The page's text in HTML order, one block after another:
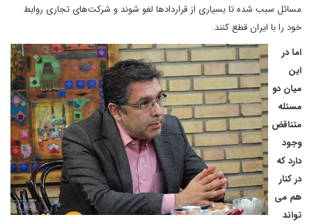
مسائل سبب شده تا بسیاری از قراردادها لغو شوند و شرکت‌های تجاری روابط
خود را با ایران قطع کنند.
اما در
این
میان دو
مسئله
متناقض
وجود
دارد که
در کنار
هم می
تواند